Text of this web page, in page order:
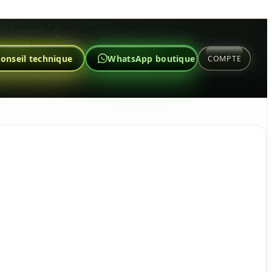
technique WhatsApp boutique COMPTE